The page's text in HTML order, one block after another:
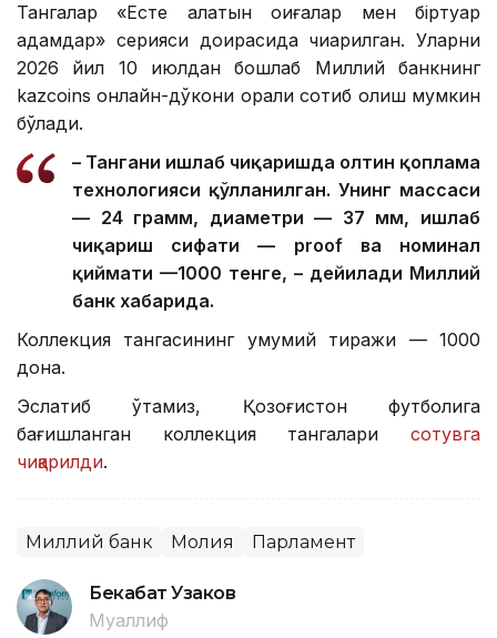
Тангалар «Есте қалатын оқиғалар мен біртуар
адамдар» серияси доирасида чиқарилган. Уларни
2026 йил 10 июлдан бошлаб Миллий банкнинг
kazcoins онлайн-дўкони орқали сотиб олиш мумкин
бўлади.
– Тангани ишлаб чиқаришда олтин қоплама
технологияси қўлланилган. Унинг массаси
— 24 грамм, диаметри — 37 мм, ишлаб
чиқариш сифати — proof ва номинал
қиймати —1000 тенге, – дейилади Миллий
банк хабарида.
Коллекция тангасининг умумий тиражи — 1000
дона.
Эслатиб ўтамиз, Қозоғистон футболига
бағишланган коллекция тангалари сотувга
чиқарилди.
Миллий банк Молия Парламент
Бекабат Узаков
Муаллиф